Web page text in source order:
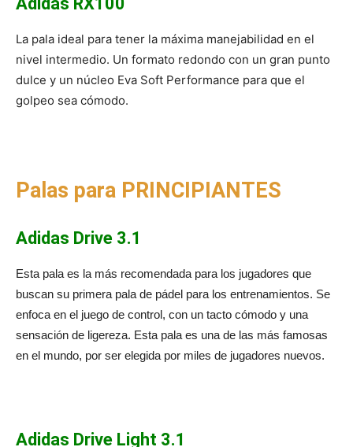
La pala ideal para tener la máxima manejabilidad en el
nivel intermedio. Un formato redondo con un gran punto
dulce y un núcleo Eva Soft Performance para que el
golpeo sea cómodo.
Palas para PRINCIPIANTES
Adidas Drive 3.1
Esta pala es la más recomendada para los jugadores que
buscan su primera pala de pádel para los entrenamientos. Se
enfoca en el juego de control, con un tacto cómodo y una
sensación de ligereza. Esta pala es una de las más famosas
en el mundo, por ser elegida por miles de jugadores nuevos.
Adidas Drive Light 3.1